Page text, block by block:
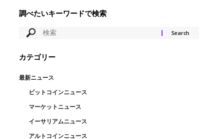
調べたいキーワードで検索
カテゴリー
最新ニュース
ビットコインニュース
マーケットニュース
イーサリアムニュース
アルトコインニュース